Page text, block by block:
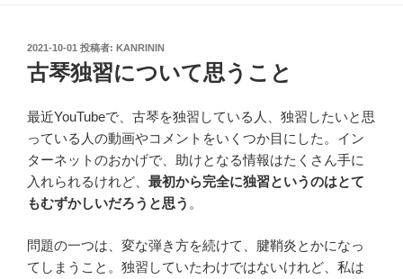
投
日:
2021-10-01 投稿者: KANRININ
古琴独習について思うこと
最近YouTubeで、古琴を独習している人、独習したいと思
っている人の動画やコメントをいくつか目にした。イン
ターネットのおかげで、助けとなる情報はたくさん手に
入れられるけれど、 最初から完全に独習というのはとて
もむずかしいだろうと思う 。
問題の一つは、変な弾き方を続けて、腱鞘炎とかになっ
てしまうこと。独習していたわけではないけれど、私は